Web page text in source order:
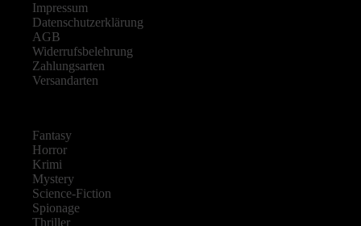
Impressum
Datenschutzerklärung
AGB
Widerrufsbelehrung
Zahlungsarten
Versandarten
Fantasy
Horror
Krimi
Mystery
Science-Fiction
Spionage
Thriller